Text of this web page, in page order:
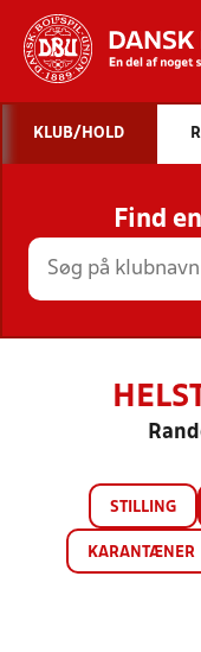
STILLINGER,
KLUB/HOLD
Find
STILLING
KARANTÆNER